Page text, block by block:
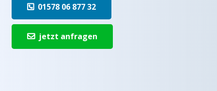
01578 06 877 32
jetzt anfragen